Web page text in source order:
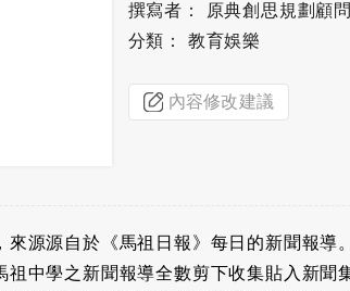
撰寫者： 原典創思規劃顧
分類： 教育娛樂
內容修改建議
源源自於《馬祖日報》每日的新聞報導
中學之新聞報導全數剪下收集貼入新聞